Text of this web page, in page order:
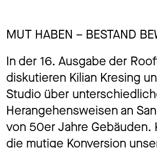
MUT HABEN – BESTAND
In der 16. Ausgabe der
diskutieren Kilian Kresing
Studio über
Herangehensweisen an
von 50er Jahre Gebäuden.
die mutige Konversion